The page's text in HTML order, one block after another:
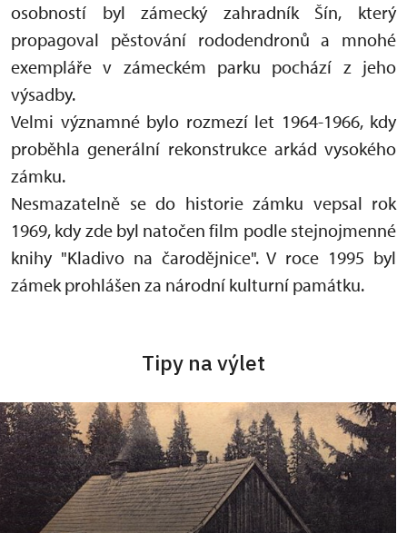
osobností byl zámecký zahradník Šín, který
propagoval pěstování rododendronů a mnohé
exempláře v zámeckém parku pochází z jeho
výsadby.
Velmi významné bylo rozmezí let 1964-1966, kdy
proběhla generální rekonstrukce arkád vysokého
zámku.
Nesmazatelně se do historie zámku vepsal rok
1969, kdy zde byl natočen film podle stejnojmenné
knihy "Kladivo na čarodějnice". V roce 1995 byl
zámek prohlášen za národní kulturní památku.
Tipy na výlet